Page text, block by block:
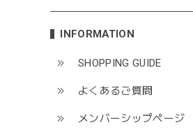
INFORMATION
SHOPPING GUIDE
よくあるご質問
メンバーシップページ